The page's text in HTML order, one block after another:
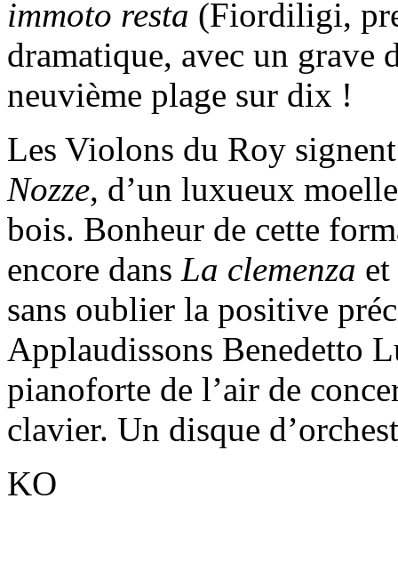
immoto resta (Fiordiligi,
dramatique, avec un grave
neuvième plage sur dix !
Les Violons du Roy
Nozze, d’un luxueux
bois. Bonheur de cette
encore dans La clemenza
sans oublier la positive
Applaudissons Benedetto
pianoforte de l’air de
clavier. Un disque
KO